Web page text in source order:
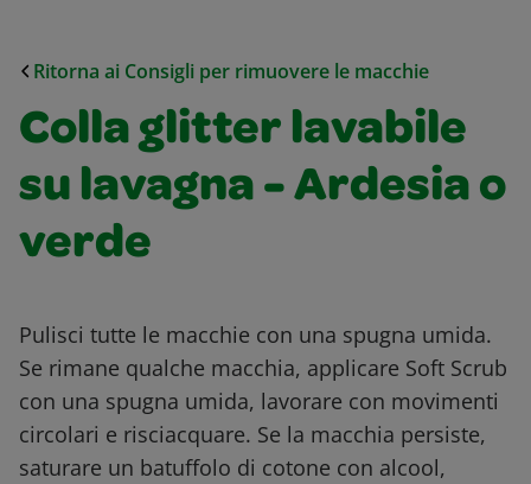
Ritorna ai Consigli per rimuovere le macchie
Colla glitter lavabile
su lavagna - Ardesia o
verde
Pulisci tutte le macchie con una spugna umida.
Se rimane qualche macchia, applicare Soft Scrub
con una spugna umida, lavorare con movimenti
circolari e risciacquare. Se la macchia persiste,
saturare un batuffolo di cotone con alcool,